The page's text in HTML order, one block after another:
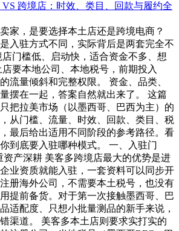
VS 跨境店：时效、类目、回款与履约全
家，是要选择本土店还是跨境电商？
入驻方式不同，实际背后是两套完全不
门槛低、启动快，适合资金不多、想
要本地公司、本地税号，前期投入
流量倾斜和完整权限。 资金、品类、
摆在一起，答案自然就出来了。 这篇
把拉美市场（以墨西哥、巴西为主）的
从门槛、流量、时效、回款、类目、税
最后给出适用不同阶段的参考路径。看
到底要入驻哪种模式。 一、入驻门
资产深耕 美客多跨境店最大的优势是进
业资质就能入驻，一套资料可以同步开
册海外公司，不需要本土税号，也没有
提前备货。对于第一次接触墨西哥、巴
适配度、只想小批量测品的新手来说，
渠道。 美客多本土店则要求实打实的